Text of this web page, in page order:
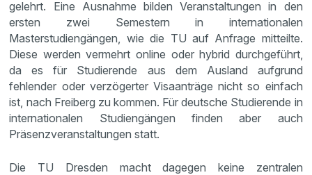
gelehrt. Eine Ausnahme bilden Veranstaltungen in den
ersten zwei Semestern in internationalen
Masterstudiengängen, wie die TU auf Anfrage mitteilte.
Diese werden vermehrt online oder hybrid durchgeführt,
da es für Studierende aus dem Ausland aufgrund
fehlender oder verzögerter Visaanträge nicht so einfach
ist, nach Freiberg zu kommen. Für deutsche Studierende in
internationalen Studiengängen finden aber auch
Präsenzveranstaltungen statt.
Die TU Dresden macht dagegen keine zentralen